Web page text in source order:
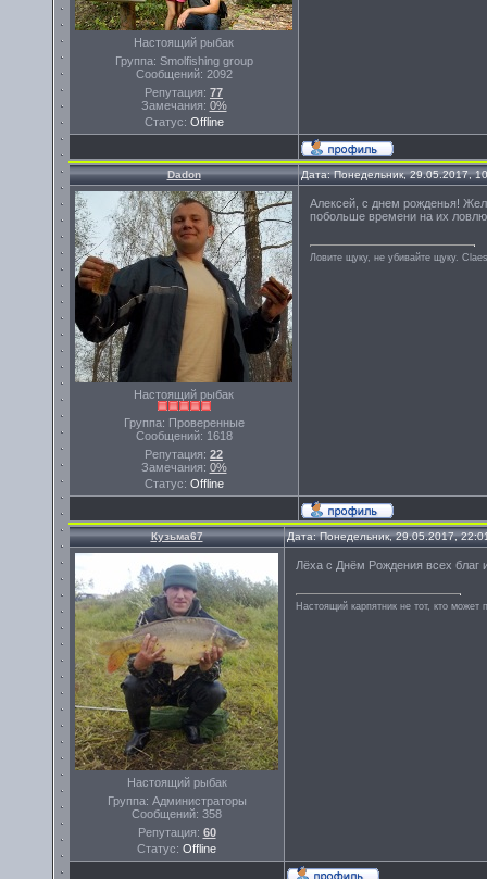
Настоящий рыбак
Группа: Smolfishing group
Сообщений: 2092
Репутация: 77
Замечания: 0%
Статус: Offline
Dadon Дата: Понедельник, 29.05.2017,
Настоящий рыбак
Группа: Проверенные
Сообщений: 1618
Репутация: 22
Замечания: 0%
Статус: Offline
Алексей, с днем рожденья!
побольше времени на их
Ловите щуку, не убивайте щуку.
Кузьма67 Дата: Понедельник, 29.05.2017,
Настоящий рыбак
Группа: Администраторы
Сообщений: 358
Репутация: 60
Статус: Offline
Лёха с Днём Рождения всех благ
Настоящий карпятник не тот, кто